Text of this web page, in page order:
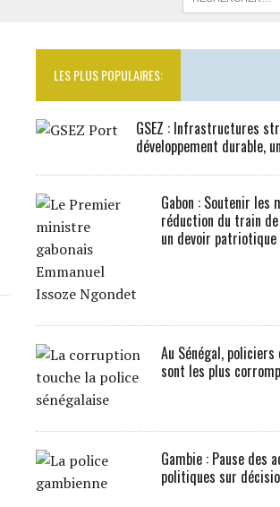
LES PLUS POPULAIRES:
GSEZ : Infrastructures
développement durable,
Gabon : Soutenir les
réduction du train
un devoir patriotique
Au Sénégal,
sont les plus
Gambie : Pause des
politiques sur